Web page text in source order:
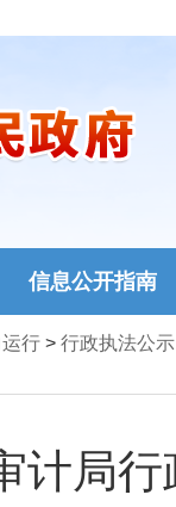
信息公开指南
行 > 行政执法公示
计局